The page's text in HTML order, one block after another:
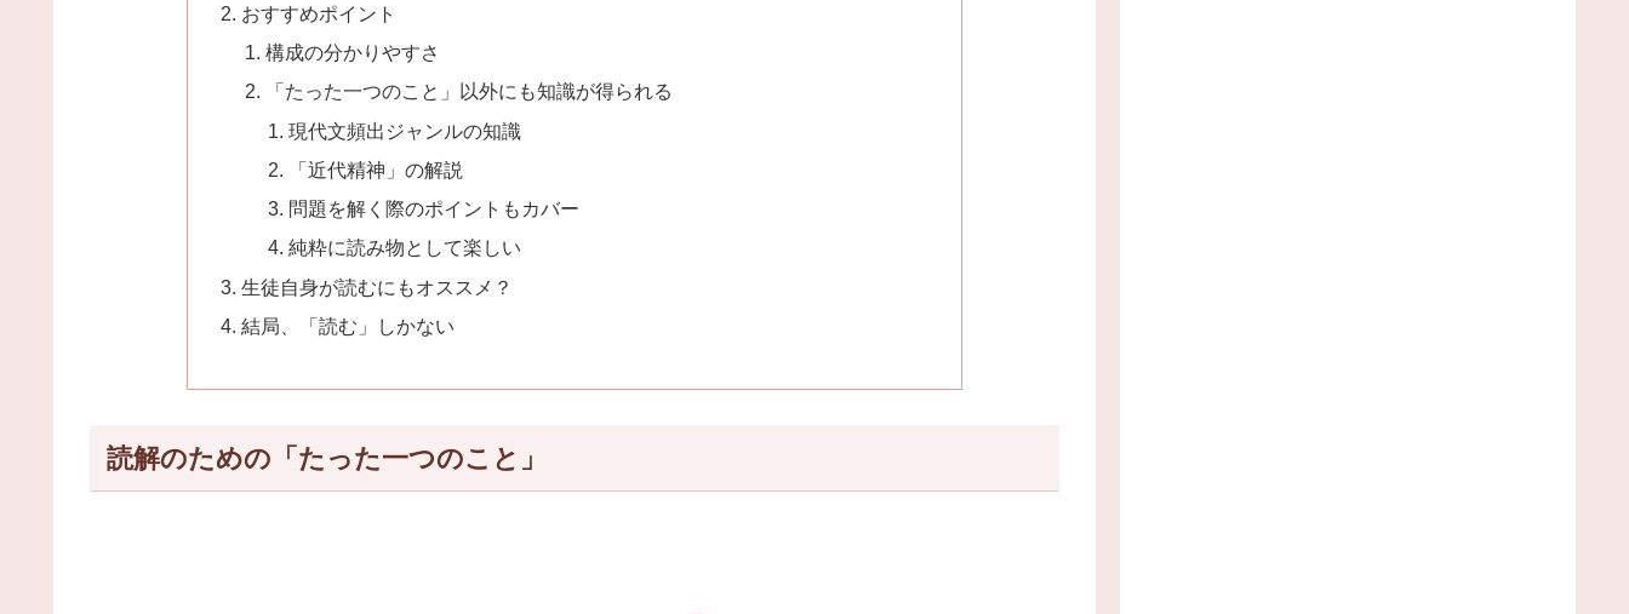
おすすめポイント
構成の分かりやすさ
「たった一つのこと」以外にも知識が得られる
現代文頻出ジャンルの知識
「近代精神」の解説
問題を解く際のポイントもカバー
純粋に読み物として楽しい
生徒自身が読むにもオススメ？
結局、「読む」しかない
読解のための「たった一つのこと」